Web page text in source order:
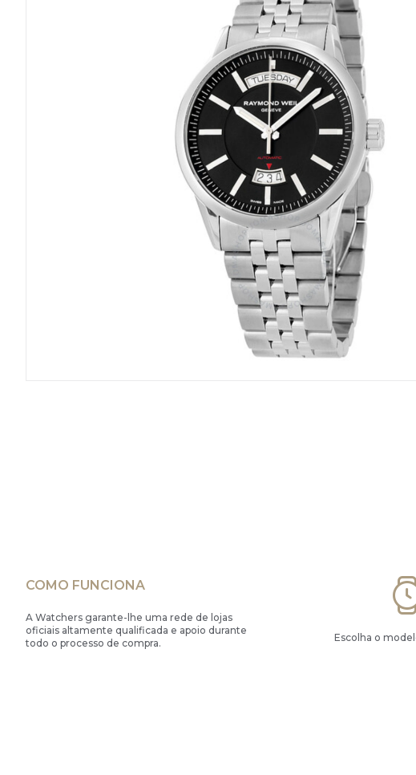
COMO FUNCIONA
A Watchers garante-lhe uma rede de lojas
oficiais altamente qualificada e apoio durante
todo o processo de compra.
Escolha o